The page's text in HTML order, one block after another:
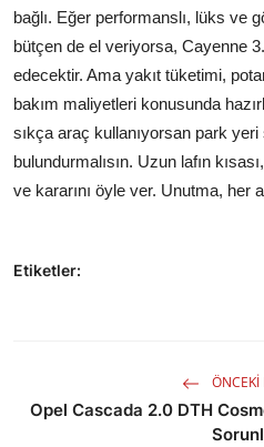
bağlı. Eğer performanslı, lüks ve
bütçen de el veriyorsa, Cayenne
edecektir. Ama yakıt tüketimi,
bakım maliyetleri konusunda
sıkça araç kullanıyorsan park
bulundurmalısın. Uzun lafın
ve kararını öyle ver. Unutma, her
Etiketler:
ÖNCEKI
Opel Cascada 2.0 DTH